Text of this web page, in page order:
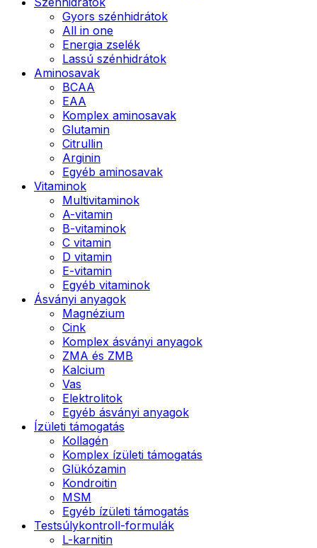
Gyors szénhidrátok
All in one
Energia zselék
Lassú szénhidrátok
Aminosavak
BCAA
EAA
Komplex aminosavak
Glutamin
Citrullin
Arginin
Egyéb aminosavak
Vitaminok
Multivitaminok
A-vitamin
B-vitaminok
C vitamin
D vitamin
E-vitamin
Egyéb vitaminok
Ásványi anyagok
Magnézium
Cink
Komplex ásványi anyagok
ZMA és ZMB
Kalcium
Vas
Elektrolitok
Egyéb ásványi anyagok
Ízületi támogatás
Kollagén
Komplex ízületi támogatás
Glükózamin
Kondroitin
MSM
Egyéb ízületi támogatás
Testsúlykontroll-formulák
L-karnitin